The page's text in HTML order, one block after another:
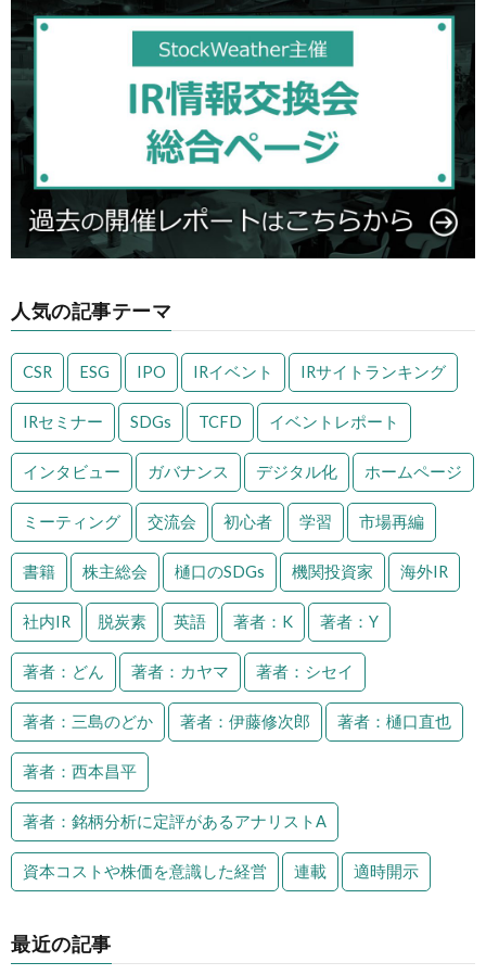
人気の記事テーマ
CSR ESG IPO IRイベント IRサイトランキング
IRセミナー SDGs TCFD イベントレポート
インタビュー ガバナンス デジタル化 ホームページ
ミーティング 交流会 初心者 学習 市場再編
書籍 株主総会 樋口のSDGs 機関投資家 海外IR
社内IR 脱炭素 英語 著者：K 著者：Y
著者：どん 著者：カヤマ 著者：シセイ
著者：三島のどか 著者：伊藤修次郎 著者：樋口直也
著者：西本昌平
著者：銘柄分析に定評があるアナリストA
資本コストや株価を意識した経営 連載 適時開示
最近の記事